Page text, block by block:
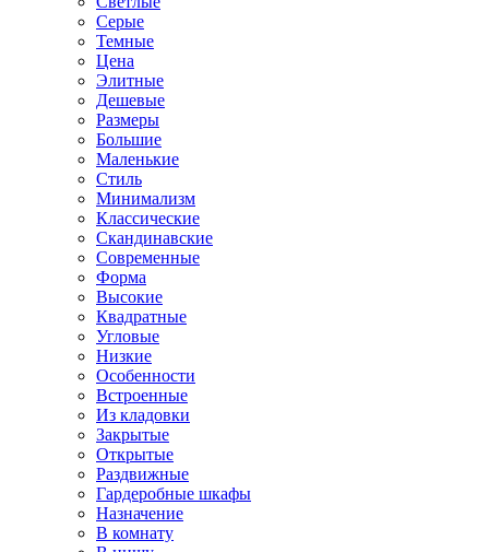
Серые
Темные
Цена
Элитные
Дешевые
Размеры
Большие
Маленькие
Стиль
Минимализм
Классические
Скандинавские
Современные
Форма
Высокие
Квадратные
Угловые
Низкие
Особенности
Встроенные
Из кладовки
Закрытые
Открытые
Раздвижные
Гардеробные шкафы
Назначение
В комнату